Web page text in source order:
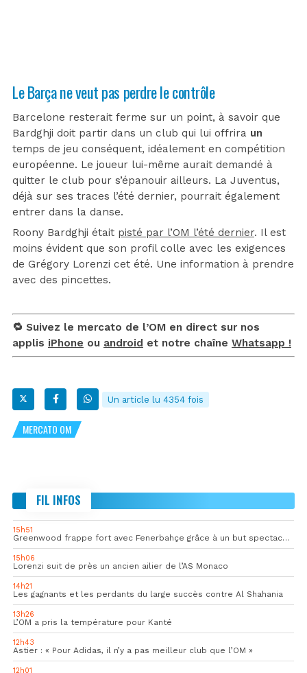
Le Barça ne veut pas perdre le contrôle
Barcelone resterait ferme sur un point, à savoir que
Bardghji doit partir dans un club qui lui offrira un
temps de jeu conséquent, idéalement en compétition
européenne. Le joueur lui-même aurait demandé à
quitter le club pour s’épanouir ailleurs. La Juventus,
déjà sur ses traces l’été dernier, pourrait également
entrer dans la danse.
Roony Bardghji était pisté par l’OM l’été dernier. Il est
moins évident que son profil colle avec les exigences
de Grégory Lorenzi cet été. Une information à prendre
avec des pincettes.
🔁 Suivez le mercato de l’OM en direct sur nos
applis iPhone ou android et notre chaîne Whatsapp !
Un article lu 4354 fois
MERCATO OM
FIL INFOS
15h51
Greenwood frappe fort avec Fenerbahçe grâce à un but spectaculaire
15h06
Lorenzi suit de près un ancien ailier de l’AS Monaco
14h21
Les gagnants et les perdants du large succès contre Al Shahania
13h26
L’OM a pris la température pour Kanté
12h43
Astier : « Pour Adidas, il n’y a pas meilleur club que l’OM »
12h01